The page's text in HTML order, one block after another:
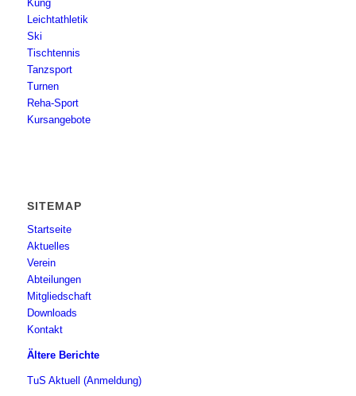
Kung
Leichtathletik
Ski
Tischtennis
Tanzsport
Turnen
Reha-Sport
Kursangebote
SITEMAP
Startseite
Aktuelles
Verein
Abteilungen
Mitgliedschaft
Downloads
Kontakt
Ältere Berichte
TuS Aktuell (Anmeldung)